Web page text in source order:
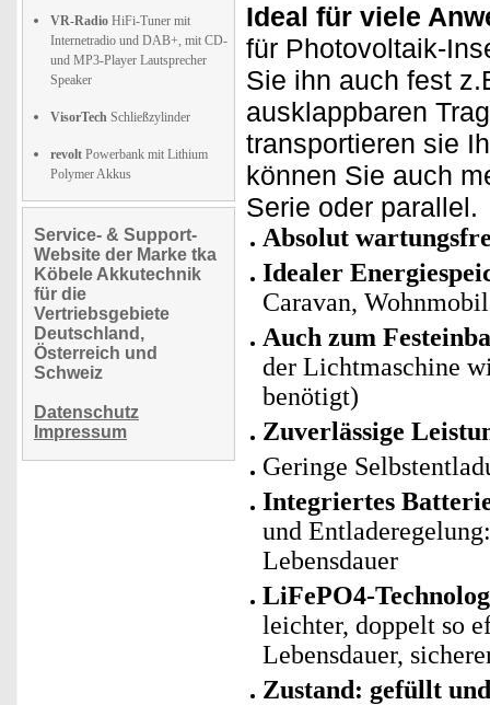
VR-Radio HiFi-Tuner mit
Internetradio und DAB+, mit CD-
und MP3-Player Lautsprecher
Speaker
VisorTech Schließzylinder
revolt Powerbank mit Lithium
Polymer Akkus
Service- & Support-
Website der Marke tka
Köbele Akkutechnik
für die
Vertriebsgebiete
Deutschland,
Österreich und
Schweiz
Datenschutz
Impressum
Ideal für viele
für Photovoltaik-
Sie ihn auch fest
ausklappbaren
transportieren sie
können Sie auch
Serie oder parallel.
Absolut
Idealer
Caravan,
Auch zum
der Lichtmaschine
benötigt)
Zuverlässige
Geringe
Integriertes
und
Lebensdauer
LiFePO4-
leichter, doppelt so
Lebensdauer,
Zustand: gefüllt